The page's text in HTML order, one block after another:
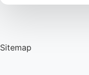
Sitemap